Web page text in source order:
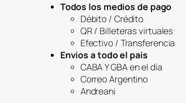
Todos los medios de pago
Débito / Crédito
QR / Billeteras virtuales
Efectivo / Transferencia
Envios a todo el pais
CABA Y GBA en el día
Correo Argentino
Andreani